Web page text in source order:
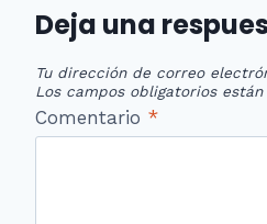
Deja una
Tu dirección de correo
Los campos obligatorios
Comentario *